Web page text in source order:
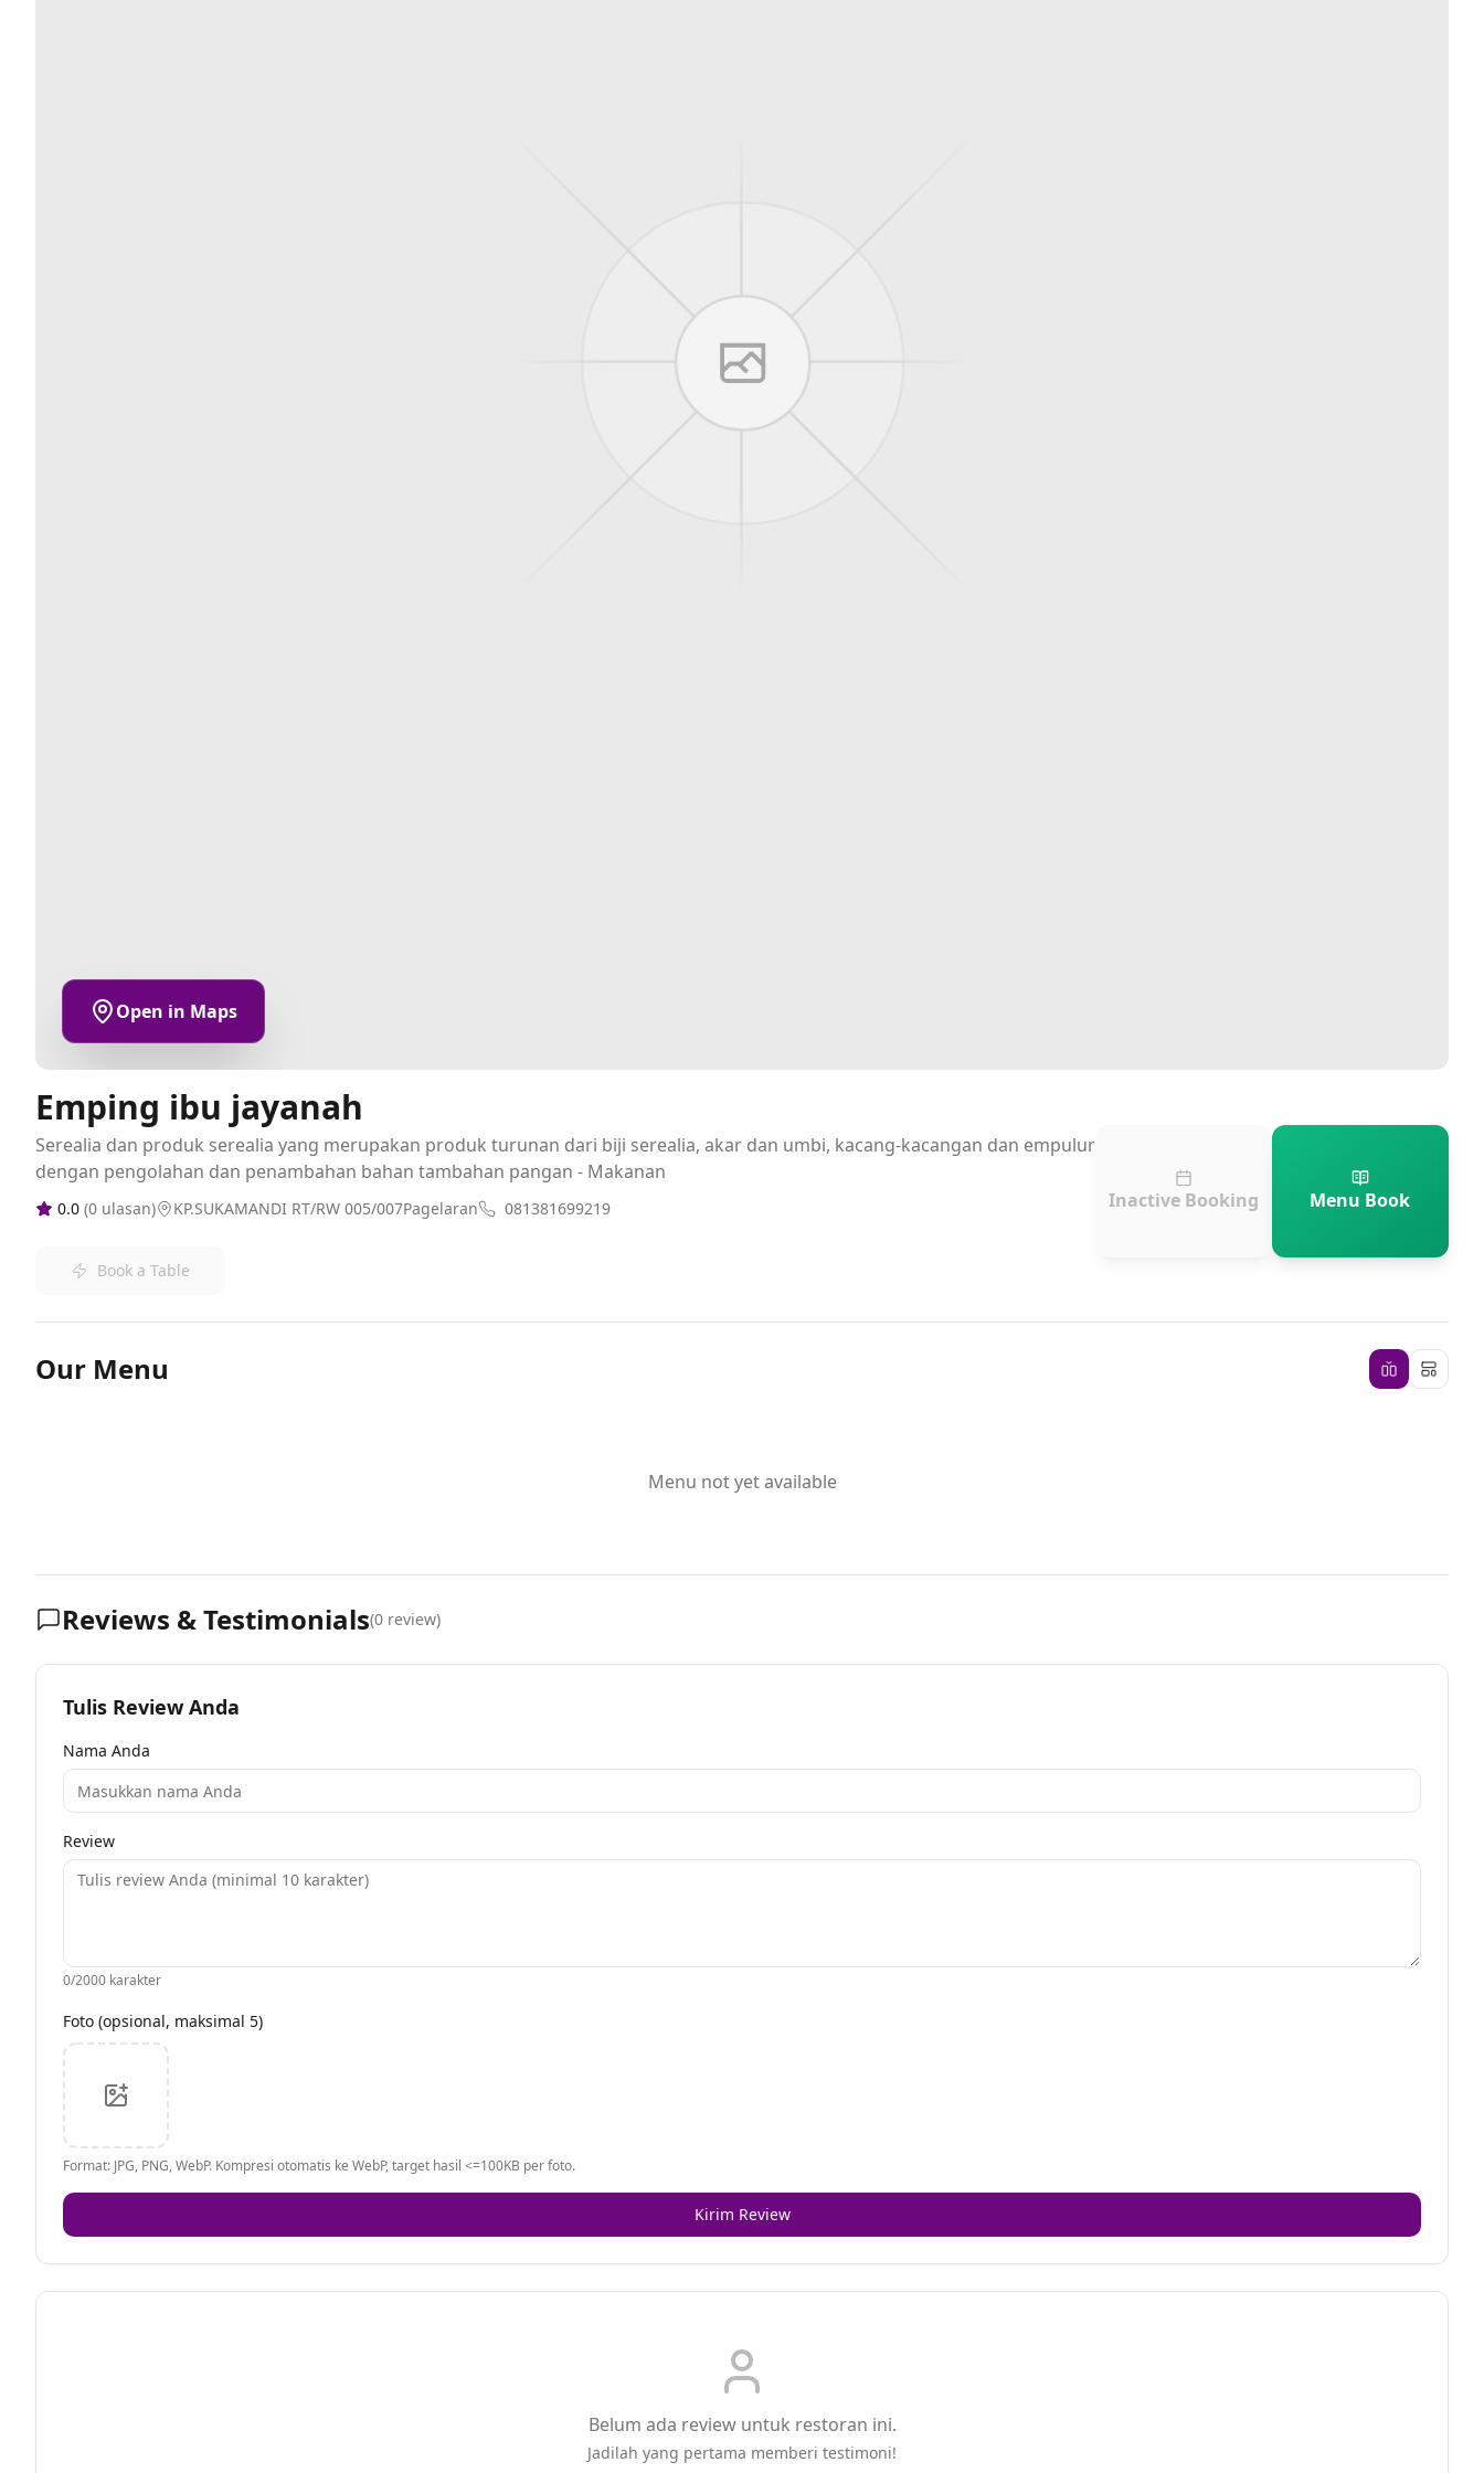
Open in Maps
Emping ibu jayanah
Serealia dan produk serealia yang merupakan produk turunan dari biji serealia, akar dan umbi, kacang-kacangan dan empulur
dengan pengolahan dan penambahan bahan tambahan pangan - Makanan
0.0 (0 ulasan) KP.SUKAMANDI RT/RW 005/007Pagelaran 081381699219
Book a Table
Inactive Booking Menu Book
Our Menu
Menu not yet available
Reviews & Testimonials(0 review)
Tulis Review Anda
Nama Anda
Review
0/2000 karakter
Foto (opsional, maksimal 5)
Format: JPG, PNG, WebP. Kompresi otomatis ke WebP, target hasil <=100KB per foto.
Kirim Review
Belum ada review untuk restoran ini.
Jadilah yang pertama memberi testimoni!